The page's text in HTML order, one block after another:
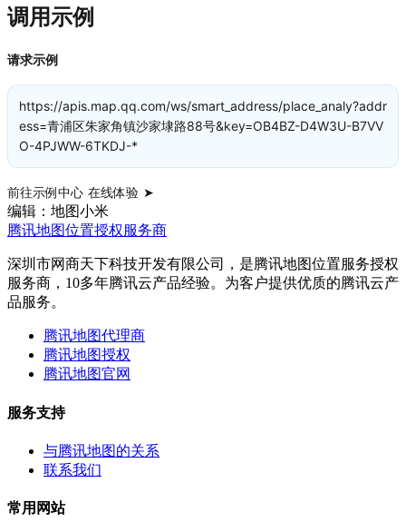
调用示例
请求示例
https://apis.map.qq.com/ws/smart_address/place_analy?addr
ess=青浦区朱家角镇沙家埭路88号&key=OB4BZ-D4W3U-B7VV
O-4PJWW-6TKDJ-*
前往示例中心 在线体验 ➤
编辑：地图小米
腾讯地图位置授权服务商
深圳市网商天下科技开发有限公司，是腾讯地图位置服务授权
服务商，10多年腾讯云产品经验。为客户提供优质的腾讯云产
品服务。
腾讯地图代理商
腾讯地图授权
腾讯地图官网
服务支持
与腾讯地图的关系
联系我们
常用网站